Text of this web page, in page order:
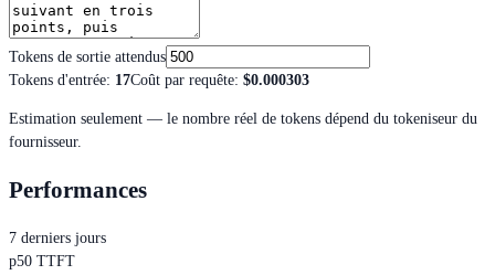
Tokens de sortie attendus
Tokens d'entrée: 17Coût par requête: $0.000303
Estimation seulement — le nombre réel de tokens dépend du tokeniseur du
fournisseur.
Performances
7 derniers jours
p50 TTFT